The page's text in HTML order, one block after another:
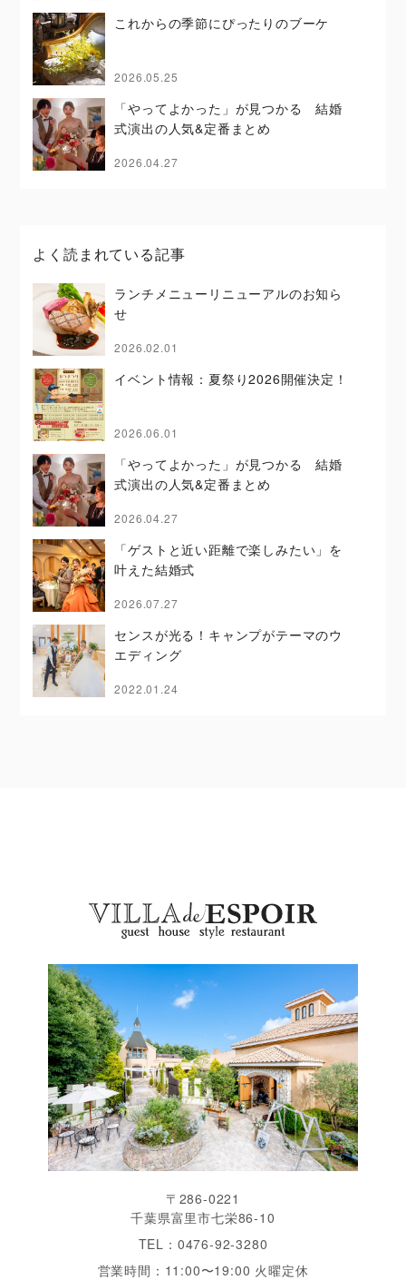
これからの季節にぴったりのブーケ
2026.05.25
「やってよかった」が見つかる 結婚
式演出の人気&定番まとめ
2026.04.27
よく読まれている記事
ランチメニューリニューアルのお知ら
せ
2026.02.01
イベント情報：夏祭り2026開催決定！
2026.06.01
「やってよかった」が見つかる 結婚
式演出の人気&定番まとめ
2026.04.27
「ゲストと近い距離で楽しみたい」を
叶えた結婚式
2026.07.27
センスが光る！キャンプがテーマのウ
エディング
2022.01.24
〒286-0221
千葉県富里市七栄86-10
TEL：0476-92-3280
営業時間：11:00〜19:00 火曜定休